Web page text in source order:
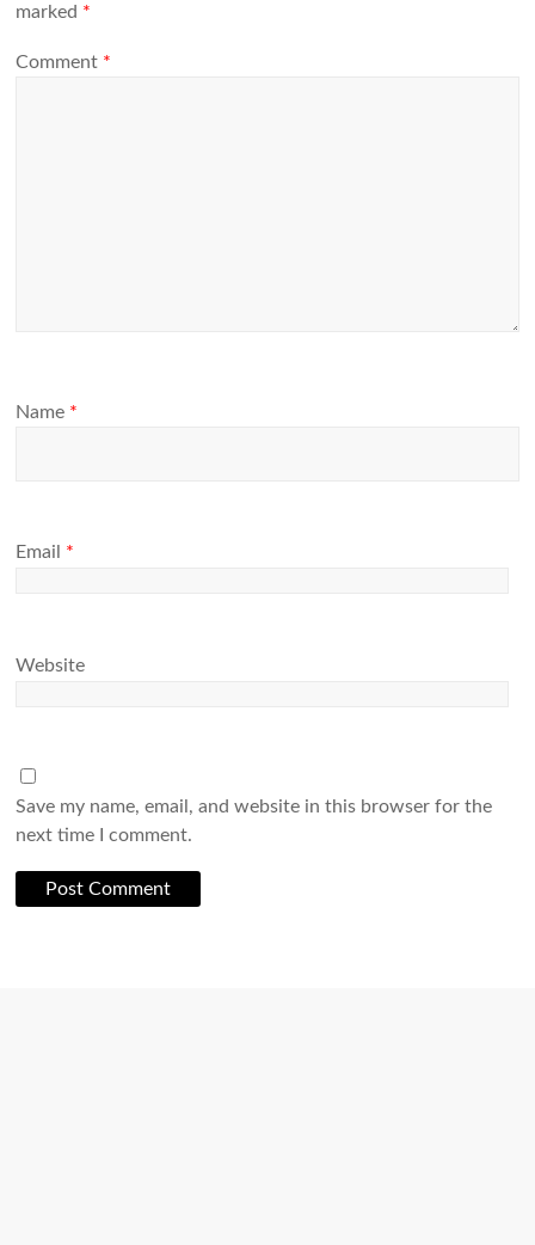
marked *
Comment *
Name *
Email *
Website
Save my name, email, and website in this browser for the
next time I comment.